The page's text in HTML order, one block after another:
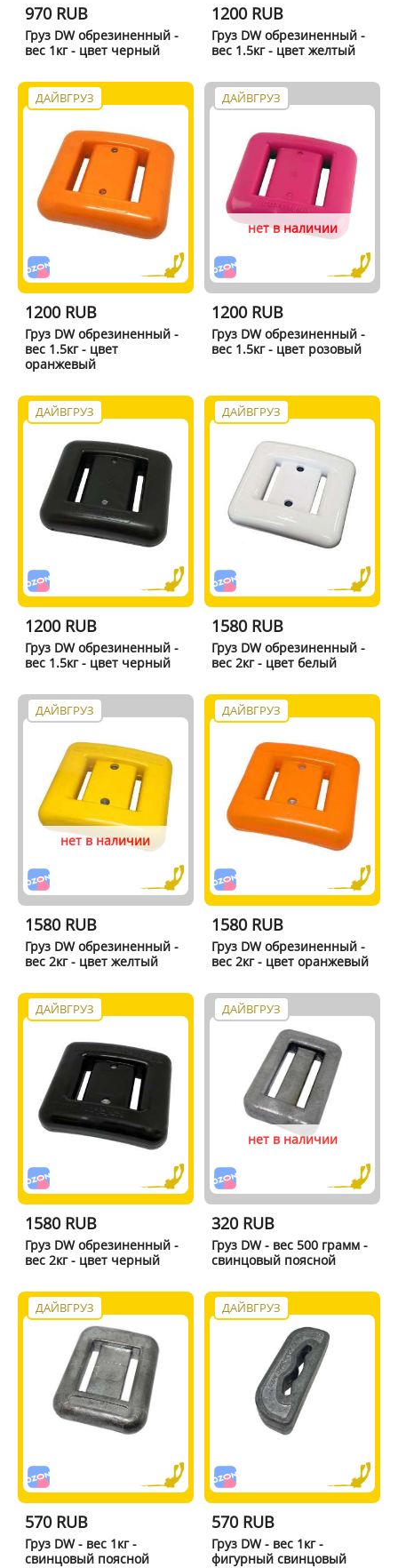
970 RUB
Груз DW обрезиненный -
вес 1кг - цвет черный
1200 RUB
Груз DW обрезиненный -
вес 1.5кг - цвет желтый
ДАЙВГРУЗ
1200 RUB
Груз DW обрезиненный -
вес 1.5кг - цвет
оранжевый
ДАЙВГРУЗ
нет в наличии
1200 RUB
Груз DW обрезиненный -
вес 1.5кг - цвет розовый
ДАЙВГРУЗ
1200 RUB
Груз DW обрезиненный -
вес 1.5кг - цвет черный
ДАЙВГРУЗ
1580 RUB
Груз DW обрезиненный -
вес 2кг - цвет белый
ДАЙВГРУЗ
нет в наличии
1580 RUB
Груз DW обрезиненный -
вес 2кг - цвет желтый
ДАЙВГРУЗ
1580 RUB
Груз DW обрезиненный -
вес 2кг - цвет оранжевый
ДАЙВГРУЗ
1580 RUB
Груз DW обрезиненный -
вес 2кг - цвет черный
ДАЙВГРУЗ
нет в наличии
320 RUB
Груз DW - вес 500 грамм -
свинцовый поясной
ДАЙВГРУЗ
570 RUB
Груз DW - вес 1кг -
свинцовый поясной
ДАЙВГРУЗ
570 RUB
Груз DW - вес 1кг -
фигурный свинцовый